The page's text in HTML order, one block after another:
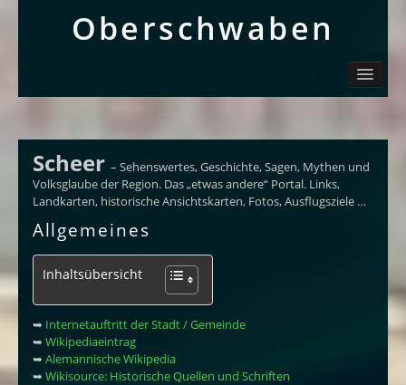
Ober­schwaben
Oberschwaben – Orte mit Geschichte(n)
Schwäbisch
Info
Scheer – Sehenswertes, Geschichte, Sagen, Mythen und
Volksglaube der Region. Das „etwas andere“ Portal. Links,
Landkarten, historische Ansichtskarten, Fotos, Ausflugsziele …
Allgemeines
Inhaltsübersicht
➥ Internetauftritt der Stadt / Gemeinde
➥ Wikipediaeintrag
➥ Alemannische Wikipedia
➥ Wikisource: Historische Quellen und Schriften